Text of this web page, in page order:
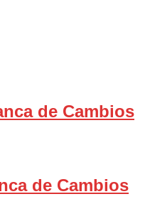
de Cambios
de Cambios